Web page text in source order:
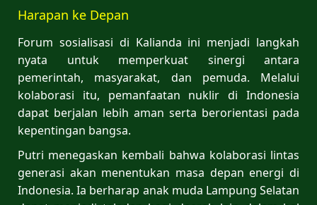
Harapan ke Depan
Forum sosialisasi di Kalianda ini menjadi langkah
nyata untuk memperkuat sinergi antara
pemerintah, masyarakat, dan pemuda. Melalui
kolaborasi itu, pemanfaatan nuklir di Indonesia
dapat berjalan lebih aman serta berorientasi pada
kepentingan bangsa.
Putri menegaskan kembali bahwa kolaborasi lintas
generasi akan menentukan masa depan energi di
Indonesia. Ia berharap anak muda Lampung Selatan